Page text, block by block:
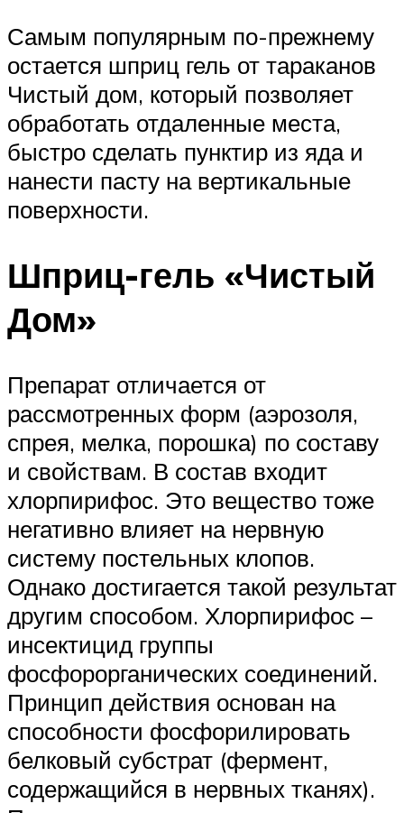
Самым популярным по-прежнему
остается шприц гель от тараканов
Чистый дом, который позволяет
обработать отдаленные места,
быстро сделать пунктир из яда и
нанести пасту на вертикальные
поверхности.
Шприц-гель «Чистый
Дом»
Препарат отличается от
рассмотренных форм (аэрозоля,
спрея, мелка, порошка) по составу
и свойствам. В состав входит
хлорпирифос. Это вещество тоже
негативно влияет на нервную
систему постельных клопов.
Однако достигается такой результат
другим способом. Хлорпирифос –
инсектицид группы
фосфорорганических соединений.
Принцип действия основан на
способности фосфорилировать
белковый субстрат (фермент,
содержащийся в нервных тканях).